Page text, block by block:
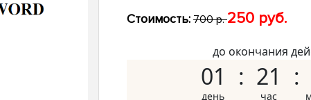
Стоимость: 700 р.250 руб.
до окончания
01 21